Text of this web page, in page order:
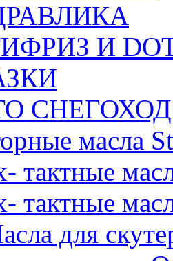
И
масла
тактные
тактные
для